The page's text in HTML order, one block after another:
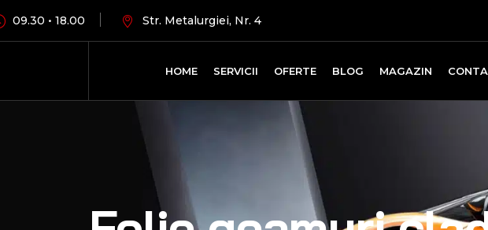
09.30 • 18.00 Str. Metalurgiei, Nr. 4
HOME SERVICII OFERTE BLOG MAGAZIN